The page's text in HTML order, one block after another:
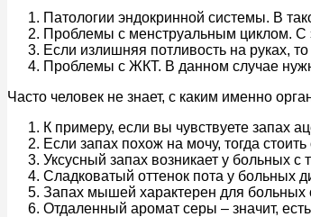
Патологии эндокринной системы. В
Проблемы с менструальным циклом. С
Если излишняя потливость на руках, то
Проблемы с ЖКТ. В данном случае
Часто человек не знает, с каким именно
К примеру, если вы чувствуете запах
Если запах похож на мочу, тогда
Уксусный запах возникает у больных с
Сладковатый оттенок пота у больных
Запах мышей характерен для
Отдаленный аромат серы – значит,